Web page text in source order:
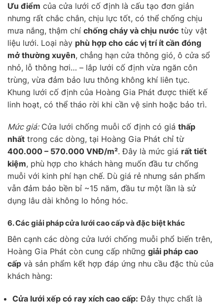
Ưu điểm của cửa lưới cố định là cấu tạo đơn giản
nhưng rất chắc chắn, chịu lực tốt, có thể chống chịu
mưa nắng, thậm chí chống cháy và chịu nước tùy vật
liệu lưới. Loại này phù hợp cho các vị trí ít cần đóng
mở thường xuyên, chẳng hạn cửa thông gió, ô cửa sổ
nhỏ, lỗ thông hơi… – lắp lưới cố định vừa ngăn côn
trùng, vừa đảm bảo lưu thông không khí liên tục.
Khung lưới cố định của Hoàng Gia Phát được thiết kế
linh hoạt, có thể tháo rời khi cần vệ sinh hoặc bảo trì.
Mức giá:Cửa lưới chống muỗi cố định có giá thấp
nhất trong các dòng, tại Hoàng Gia Phát chỉ từ
400.000 – 570.000 VNĐ/m². Đây là mức giá rất tiết
kiệm, phù hợp cho khách hàng muốn đầu tư chống
muỗi với kinh phí hạn chế. Dù giá rẻ nhưng sản phẩm
vẫn đảm bảo bền bỉ ~15 năm, đầu tư một lần là sử
dụng lâu dài không lo hỏng hóc.
6.Các giải pháp cửa lưới cao cấp và đặc biệt khác
Bên cạnh các dòng cửa lưới chống muỗi phổ biến trên,
Hoàng Gia Phát còn cung cấp những giải pháp cao
cấp và sản phẩm kết hợp đáp ứng nhu cầu đặc thù của
khách hàng:
Cửa lưới xếp có ray xích cao cấp: Đây thực chất là